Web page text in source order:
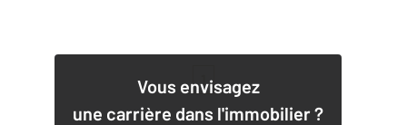
Vous envisagez
une carrière dans l'immobilier ?